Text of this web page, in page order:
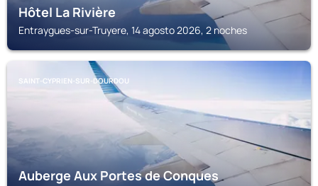
Hôtel La Rivière
Entraygues-sur-Truyere, 14 agosto 2026, 2 noches
SAINT-CYPRIEN-SUR-DOURDOU
Auberge Aux Portes de Conques